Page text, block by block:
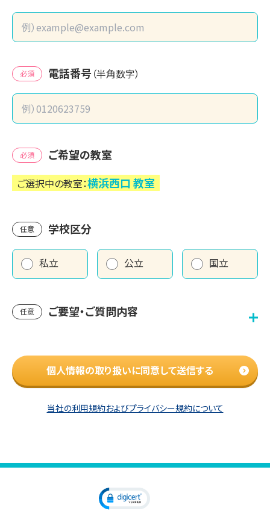
必須 電話番号 （半角数字）
必須 ご希望の教室
ご選択中の教室：横浜西口教室
任意 学校区分
私立 公立 国立
任意 ご要望・ご質問内容
個人情報の取り扱いに同意して送信する
当社の利用規約およびプライバシー規約について